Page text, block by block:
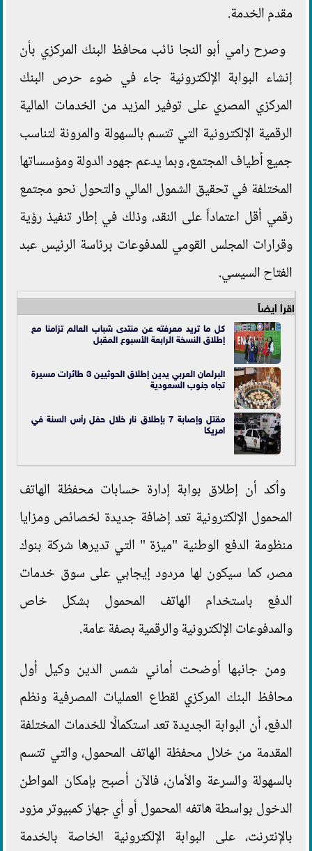
مقدم الخدمة.
وصرح رامي أبو النجا نائب محافظ البنك المركزي بأن
إنشاء البوابة الإلكترونية جاء في ضوء حرص البنك
المركزي المصري على توفير المزيد من الخدمات المالية
الرقمية الإلكترونية التي تتسم بالسهولة والمرونة لتناسب
جميع أطياف المجتمع، وبما يدعم جهود الدولة ومؤسساتها
المختلفة في تحقيق الشمول المالي والتحول نحو مجتمع
رقمي أقل اعتماداً على النقد، وذلك في إطار تنفيذ رؤية
وقرارات المجلس القومي للمدفوعات برئاسة الرئيس عبد
الفتاح السيسي.
اقرأ أيضاً
كل ما تريد معرفته عن منتدى شباب العالم تزامنا مع
إطلاق النسخة الرابعة الأسبوع المقبل
البرلمان العربي يدين إطلاق الحوثيين 3 طائرات مسيرة
تجاه جنوب السعودية
مقتل وإصابة 7 بإطلاق نار خلال حفل رأس السنة في
امريكا
وأكد أن إطلاق بوابة إدارة حسابات محفظة الهاتف
المحمول الإلكترونية تعد إضافة جديدة لخصائص ومزايا
منظومة الدفع الوطنية "ميزة " التي تديرها شركة بنوك
مصر، كما سيكون لها مردود إيجابي على سوق خدمات
الدفع باستخدام الهاتف المحمول بشكل خاص
والمدفوعات الإلكترونية والرقمية بصفة عامة.
ومن جانبها أوضحت أماني شمس الدين وكيل أول
محافظ البنك المركزي لقطاع العمليات المصرفية ونظم
الدفع، أن البوابة الجديدة تعد استكمالًا للخدمات المختلفة
المقدمة من خلال محفظة الهاتف المحمول، والتي تتسم
بالسهولة والسرعة والأمان، فالآن أصبح بإمكان المواطن
الدخول بواسطة هاتفه المحمول أو أي جهاز كمبيوتر مزود
بالإنترنت، على البوابة الإلكترونية الخاصة بالخدمة